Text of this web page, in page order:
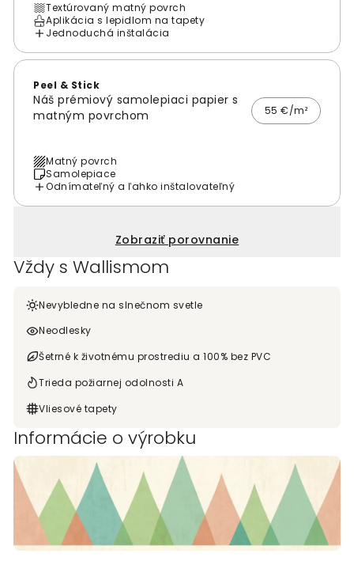
Textúrovaný matný povrch
Aplikácia s lepidlom na tapety
Jednoduchá inštalácia
Peel & Stick
Náš prémiový samolepiaci papier s
matným povrchom
55 €/m²
Matný povrch
Samolepiace
Odnímateľný a ľahko inštalovateľný
Zobraziť porovnanie
Vždy s Wallismom
Nevybledne na slnečnom svetle
Neodlesky
Šetrné k životnému prostrediu a 100% bez PVC
Trieda požiarnej odolnosti A
Vliesové tapety
Informácie o výrobku